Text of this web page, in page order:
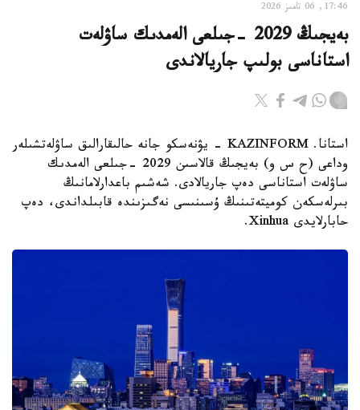
17:46, 06 تامىز 2026
بەيجىڭ 2029 -جىلعى الەمدىك ساۋلەت
استاناسى بولىپ جاريالاندى
استانا. KAZINFORM - يۋنەسكو جانە حالىقارالىق ساۋلەتشىلەر
وداعى (ح س و) بەيجىڭ قالاسىن 2029 -جىلعى الەمدىك
ساۋلەت استاناسى دەپ جاريالادى. شەشىم باعدارلامانىڭ
بىرلەسكەن كوميتەتىنىڭ ۇسىنىسى نەگىزىندە قابىلداندى، دەپ
حابارلايدى Xinhua.